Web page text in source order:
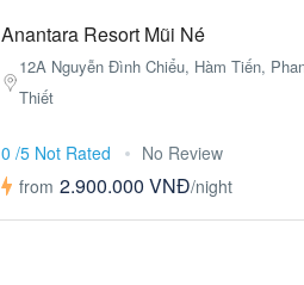
Anantara Resort Mũi Né
12A Nguyễn Đình Chiểu, Hàm Tiến,
Thiết
0 /5 Not Rated
No Review
from 2.900.000 VNĐ/night